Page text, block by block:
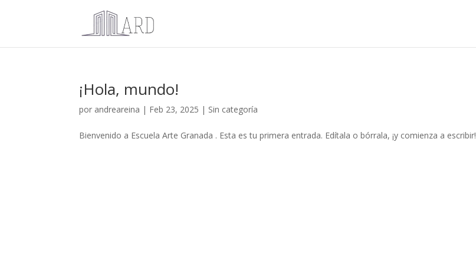
¡Hola, mundo!
por andreareina | Feb 23, 2025 | Sin categoría
Bienvenido a Escuela Arte Granada . Esta es tu primera entrada. Edítala o bórrala, ¡y comienza a escribir!